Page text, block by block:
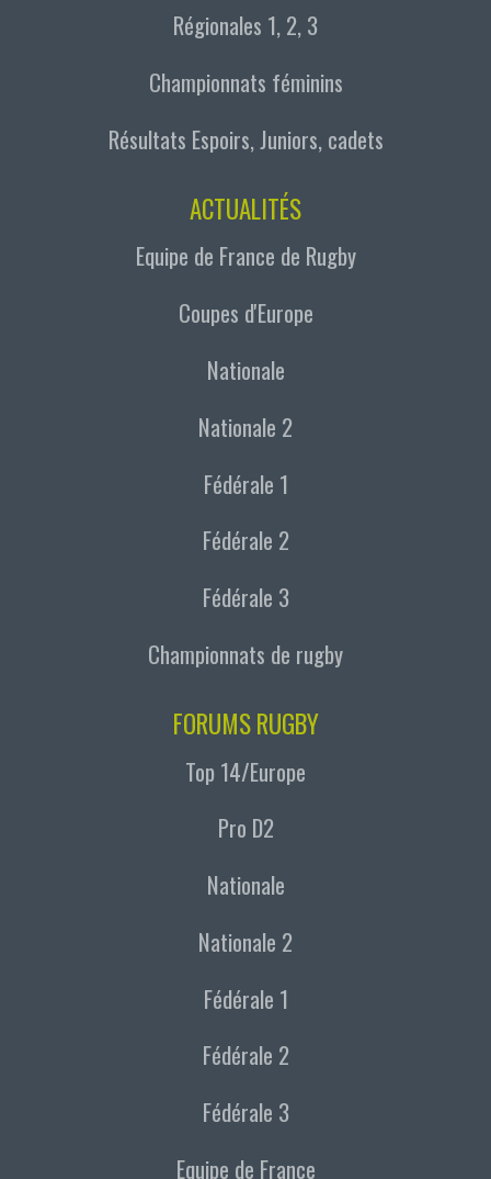
Régionales 1, 2, 3
Championnats féminins
Résultats Espoirs, Juniors, cadets
ACTUALITÉS
Equipe de France de Rugby
Coupes d'Europe
Nationale
Nationale 2
Fédérale 1
Fédérale 2
Fédérale 3
Championnats de rugby
FORUMS RUGBY
Top 14/Europe
Pro D2
Nationale
Nationale 2
Fédérale 1
Fédérale 2
Fédérale 3
Equipe de France